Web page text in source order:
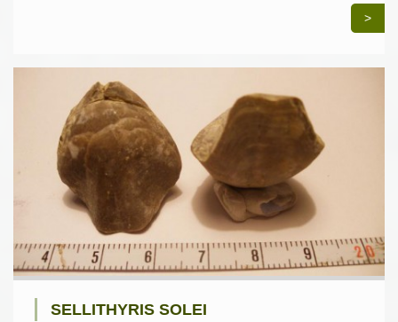
>
SELLITHYRIS SOLEI